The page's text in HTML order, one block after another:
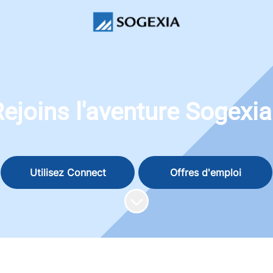
l'aventure
Utilisez Connect
Offres d'emploi
Faire défiler jusqu'au contenu